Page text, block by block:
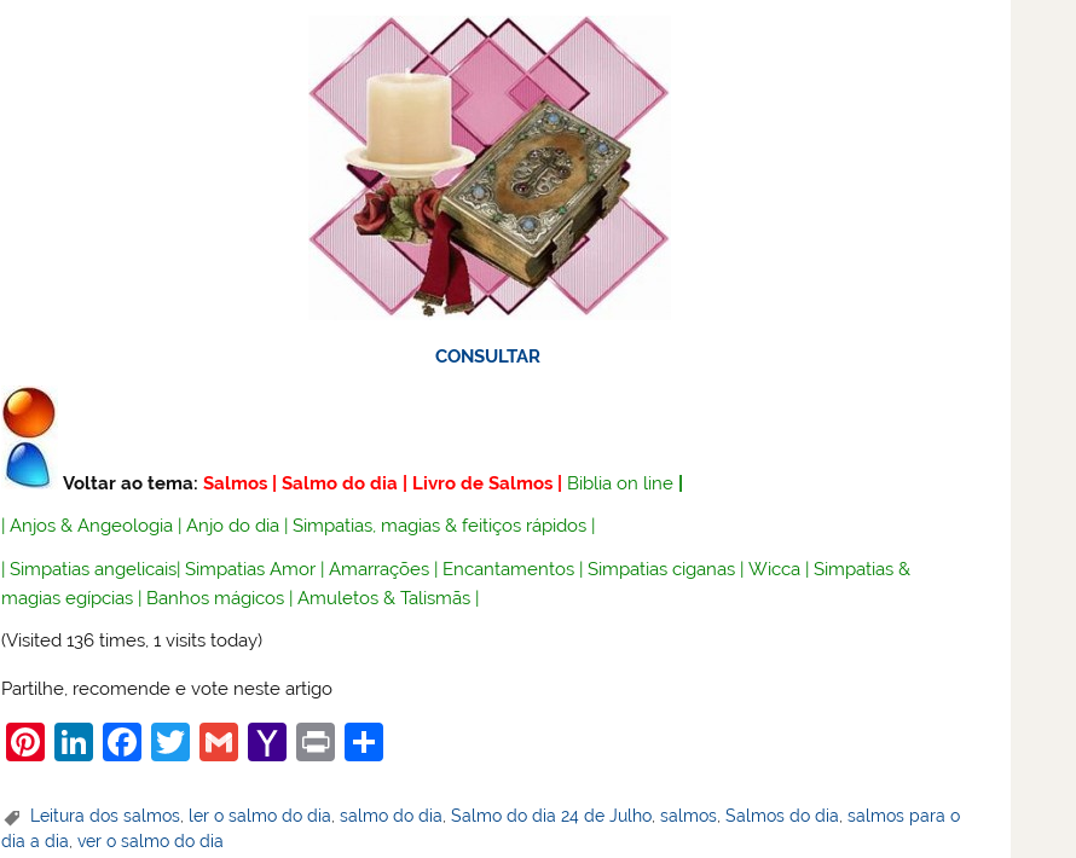
CONSULTAR
Voltar ao tema: Salmos |Salmo do dia Livro de Salmos Biblia on line
|Anjos & Angeologia |Anjo do dia |Simpatias, magias & feitiços rápidos |
|Simpatias angelicais|Simpatias Amor |Amarrações | Encantamentos |Simpatias ciganas |Wicca |Simpatias &
magias egípcias | Banhos mágicos |Amuletos & Talismãs |
(Visited 136 times, 1 visits today)
Partilhe, recomende e vote neste artigo
Pi
er
Li
k
F
c
T
itt
G
ai
Y
h
Pr
t
ar
Leitura dos salmos ler o salmo do dia ,salmo do dia ,Salmo do dia 24 de Julho ,salmos ,Salmos do dia ,salmos para o
dia a dia ,ver o salmo do dia